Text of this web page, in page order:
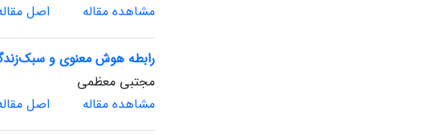
مشاهده مقاله
اصل
رابطه هوش معنوی و
مجتبی معظمی
مشاهده مقاله
اصل